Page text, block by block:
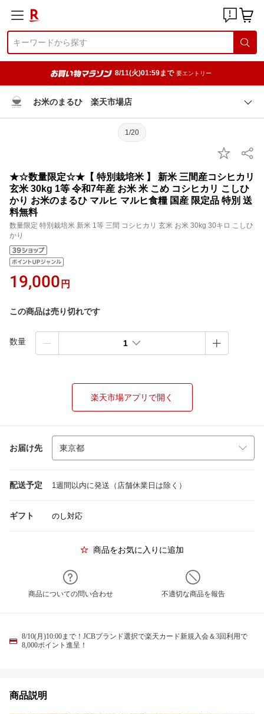
8/11(火)01:59まで 要エントリー
お米のまるひ 楽天市場店
1/20
★☆数量限定☆★【 特別栽培米 】 新米 三間産コシヒカリ
玄米 30kg 1等 令和7年産 お米 米 こめ コシヒカリ こしひ
かり お米のまるひ マルヒ マルヒ食糧 国産 限定品 特別 送
料無料
数量限定 特別栽培米 新米 1等 三間 コシヒカリ 玄米 お米 30kg 30キロ こしひ
かり
19,000 円
この商品は売り切れです
数量 1
楽天市場アプリで開く
お届け先
配送予定 1週間以内に発送（店舗休業日は除く）
ギフト のし対応
商品をお気に入りに追加
商品についての問い合わせ 不適切な商品を報告
8/10(月)10:00まで！JCBブランド選択で楽天カード新規入会＆3回利用で
8,000ポイント進呈！
商品説明